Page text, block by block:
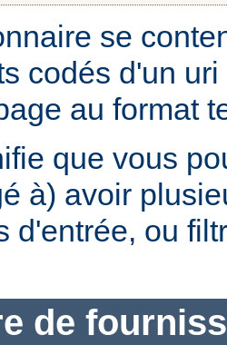
se
codés d'un
au format
que vous
à) avoir
d'entrée, ou
de